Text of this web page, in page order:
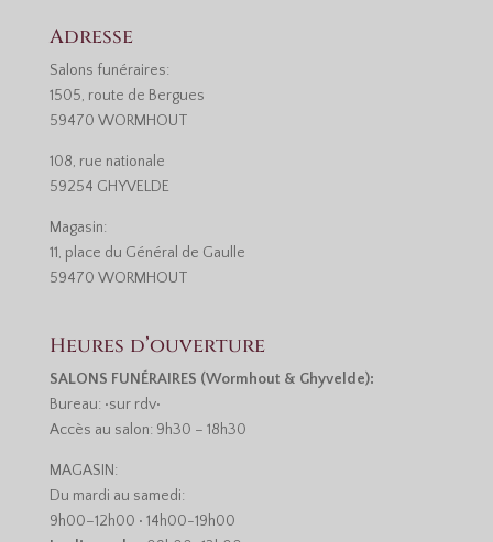
Adresse
Salons funéraires:
1505, route de Bergues
59470 WORMHOUT
108, rue nationale
59254 GHYVELDE
Magasin:
11, place du Général de Gaulle
59470 WORMHOUT
Heures d’ouverture
SALONS FUNÉRAIRES (Wormhout & Ghyvelde):
Bureau: •sur rdv•
Accès au salon: 9h30 – 18h30
MAGASIN:
Du mardi au samedi:
9h00–12h00 • 14h00-19h00